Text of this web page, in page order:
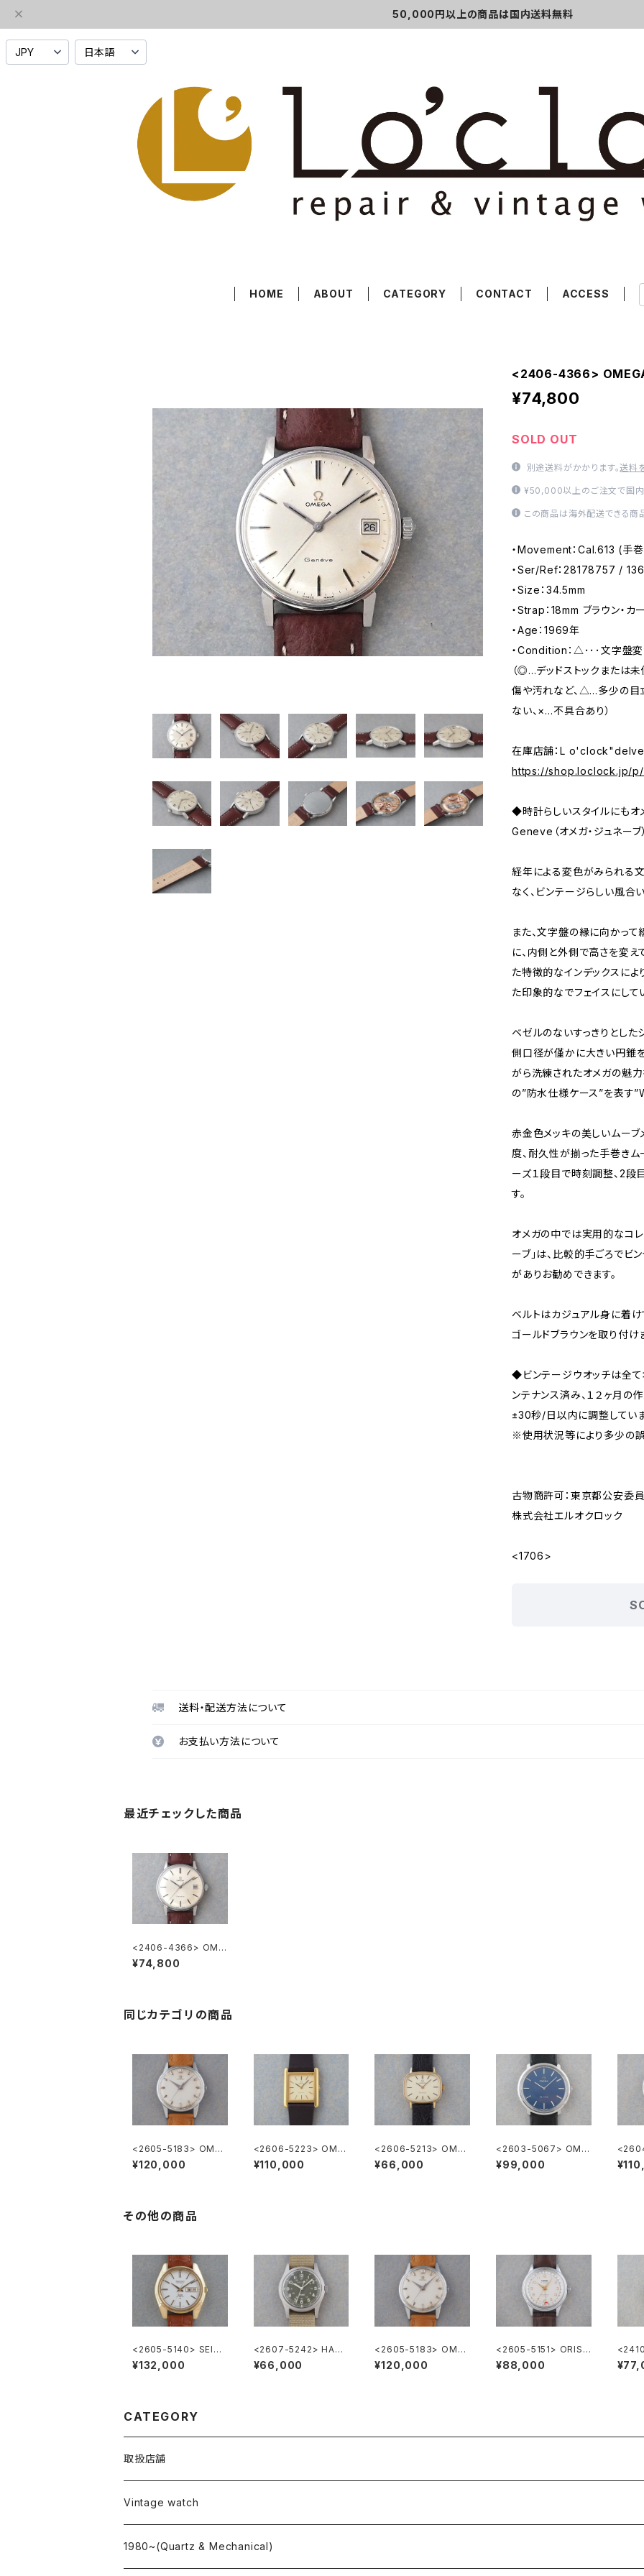
50,000円以上の商品は国内送料無料
HOME ABOUT CATEGORY CONTACT ACCESS
<2406-4366>
¥74,800
SOLD OUT
別途送料がかかります。送料
¥50,000以上のご注文で国内
この商品は海外配送できる商
・Movement：Cal.613 (手
・Ser/Ref：28178757 /
・Size：34.5mm
・Strap：18mm ブラウン・
・Age：1969年
・Condition：△･･･文字盤変
（◎…デッドストックまたは
傷や汚れなど、△…多少の目
ない、×…不具合あり）
在庫店舗：L o'clock"delve"
https://shop.loclock.jp/
◆時計らしいスタイルにもオ
Geneve（オメガ・ジュネーブ
経年による変色がみられる
なく、ビンテージらしい風合
また、文字盤の縁に向かっ
に、内側と外側で高さを変
た特徴的なインデックスに
た印象的なでフェイスにして
ベゼルのないすっきりとし
側口径が僅かに大きい円錐
がら洗練されたオメガの魅
の”防水仕様ケース”を表す
赤金色メッキの美しいムーブ
度、耐久性が揃った手巻きム
ーズ１段目で時刻調整、2段
す。
オメガの中では実用的なコレ
ーブ」は、比較的手ごろでビ
がありお勧めできます。
ベルトはカジュアル身に着
ゴールドブラウンを取り付け
◆ビンテージウオッチは全
ンテナンス済み、１２ヶ月の
±30秒/日以内に調整していま
※使用状況等により多少の
古物商許可：東京都公安
株式会社エルオクロック
<1706>
送料・配送方法について
お支払い方法について
最近チェックした商品
<2406-4366> OME
GA GENEVE
¥74,800
同じカテゴリの商品
<2605-5183> OME
GA ”Cal.285"
¥120,000
<2606-5223> OME
GA DE VILLE
¥110,000
<2606-5213> OME
GA Geneve
¥66,000
<2603-5067> OME
GA DE-VILLE
¥99,000
GA
その他の商品
<2605-5140> SEIKO
”56KS" KING SEIKO
¥132,000
<2607-5242> HAMI
LTON Khaki Nature
¥66,000
<2605-5183> OME
GA ”Cal.285"
¥120,000
<2605-5151> ORIS
Ref.302-7285B ”PO
INTER DATE"
¥88,000
NY &
CATEGORY
取扱店舗
L o'clock
"delve"
Vintage watch
海外ブランド
1980~(Quartz & Mechanical)